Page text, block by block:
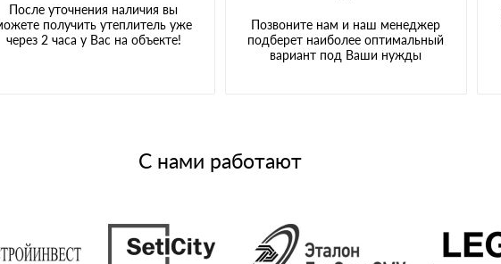
После уточнения наличия вы
получить утеплитель уже
через 2 часа у Вас на объекте!
Позвоните нам и наш менеджер
подберет наиболее оптимальный
вариант под Ваши нужды
С нами работают